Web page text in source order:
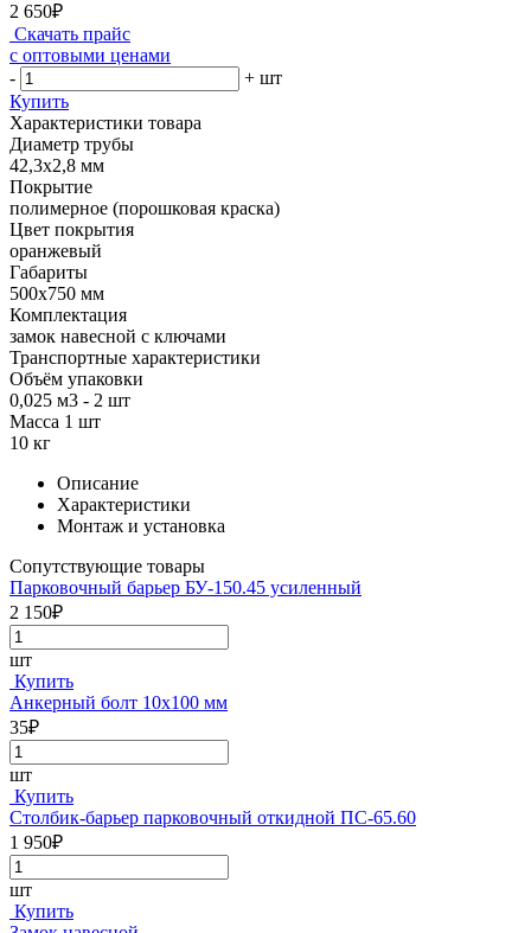
2 650₽
Скачать прайс
с оптовыми ценами
-
+ шт
Купить
Характеристики товара
Диаметр трубы
42,3х2,8 мм
Покрытие
полимерное (порошковая краска)
Цвет покрытия
оранжевый
Габариты
500х750 мм
Комплектация
замок навесной с ключами
Транспортные характеристики
Объём упаковки
0,025 м3 - 2 шт
Масса 1 шт
10 кг
Описание
Характеристики
Монтаж и установка
Сопутствующие товары
Парковочный барьер БУ-150.45 усиленный
2 150₽
шт
Купить
Анкерный болт 10х100 мм
35₽
шт
Купить
Столбик-барьер парковочный откидной ПС-65.60
1 950₽
шт
Купить